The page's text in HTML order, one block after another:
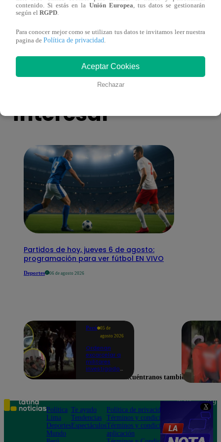
X
toma una difícil decisión por el futuro de
También te puede
interesar
Partidos de hoy, jueves 6 de agosto:
programación para ver fútbol EN VIVO
Deportes 06 de agosto 2026
Perú
05 de
agosto 2026
Ordenan
excarcelar a
militares
investigados
Colcabamba
contenido. Si estás en la Unión Europea, tus datos se gestionarán
según el RGPD.
Para conocer mejor como se utilizan tus datos te invitamos leer nuestra
pagina de Política de privacidad.
Aceptar Cookies
Rechazar
Encuéntranos también en
Política
Lima
Deportes
Mundo
Te ayudo
Tendencias
Espectáculos
Política de privacidad
Términos y condiciones
Términos y condiciones
aplicación
Teléfono: 219
Av. San
Felipe 968
Jesús María